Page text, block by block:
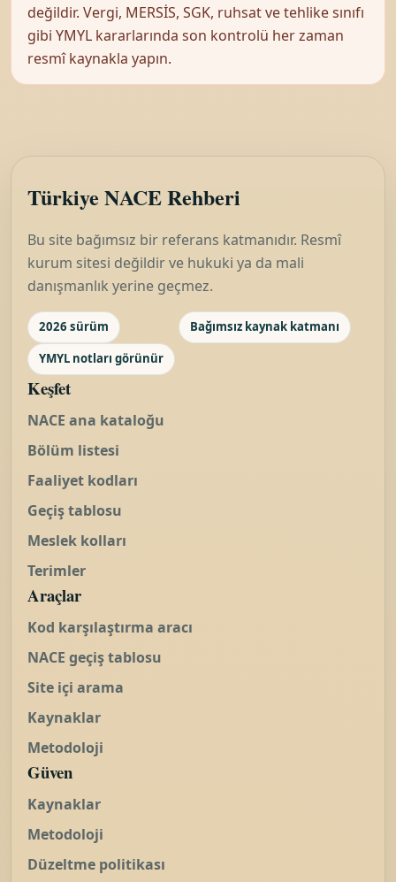
değildir. Vergi, MERSİS, SGK, ruhsat ve tehlike sınıfı
gibi YMYL kararlarında son kontrolü her zaman
resmî kaynakla yapın.
Türkiye NACE Rehberi
Bu site bağımsız bir referans katmanıdır. Resmî
kurum sitesi değildir ve hukuki ya da mali
danışmanlık yerine geçmez.
2026 sürüm
Bağımsız kaynak katmanı
YMYL notları görünür
Keşfet
NACE ana kataloğu
Bölüm listesi
Faaliyet kodları
Geçiş tablosu
Meslek kolları
Terimler
Araçlar
Kod karşılaştırma aracı
NACE geçiş tablosu
Site içi arama
Kaynaklar
Metodoloji
Güven
Kaynaklar
Metodoloji
Düzeltme politikası